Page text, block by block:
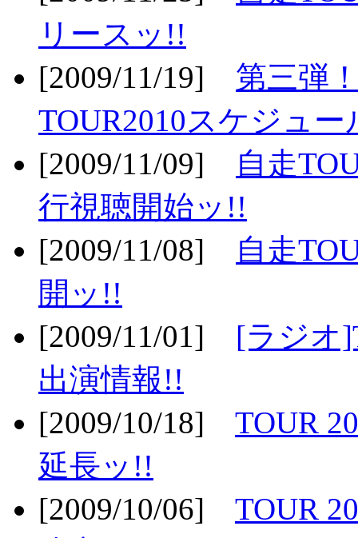
リースッ!!
[2009/11/19] 第三弾
TOUR2010スケジュー
[2009/11/09]
自走
行視聴開始ッ!!
[2009/11/08]
自走
開ッ!!
[2009/11/01] [ラジオ
出演情報!!
[2009/10/18] TOUR
延長ッ!!
[2009/10/06] TOUR